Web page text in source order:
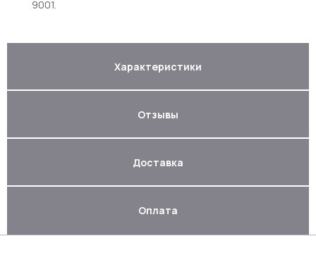
9001.
Характеристики
Отзывы
Доставка
Оплата